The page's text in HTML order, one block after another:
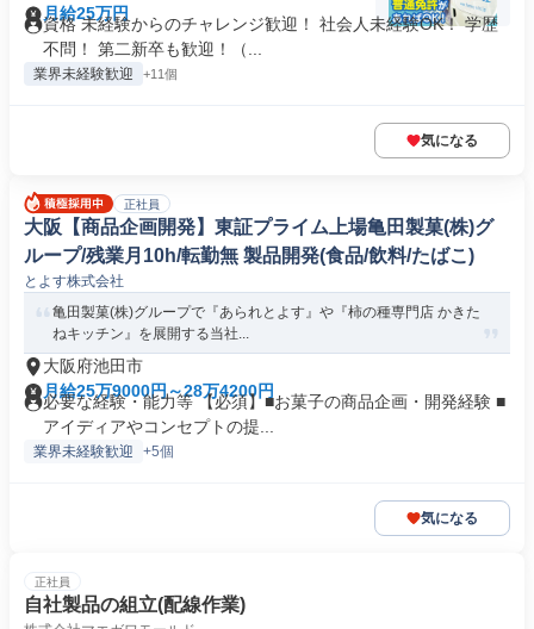
月給25万円
資格 未経験からのチャレンジ歓迎！ 社会人未経験OK！ 学歴
不問！ 第二新卒も歓迎！（...
業界未経験歓迎 +11個
気になる
正社員
大阪【商品企画開発】東証プライム上場亀田製菓(株)グ
ループ/残業月10h/転勤無 製品開発(食品/飲料/たばこ)
とよす株式会社
亀田製菓(株)グループで『あられとよす』や『柿の種専門店 かきた
ねキッチン』を展開する当社...
大阪府池田市
月給25万9000円～28万4200円
必要な経験・能力等 【必須】■お菓子の商品企画・開発経験 ■
アイディアやコンセプトの提...
業界未経験歓迎 +5個
気になる
正社員
自社製品の組立(配線作業)